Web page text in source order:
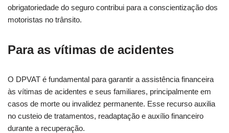
obrigatoriedade do seguro contribui para a conscientização dos
motoristas no trânsito.
Para as vítimas de acidentes
O DPVAT é fundamental para garantir a assistência financeira
às vítimas de acidentes e seus familiares, principalmente em
casos de morte ou invalidez permanente. Esse recurso auxilia
no custeio de tratamentos, readaptação e auxílio financeiro
durante a recuperação.